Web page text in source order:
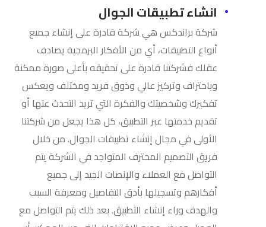
انشاء تطبيقات الجوال
شركة براندكس هي شركة قادرة على إنشاء جميع
أنواع التطبيقات، أي من الأفكار البرمجية يصادف
عقلك فشركتنا قادرة على تحقيقه بأعلى صورة ممكنة
وباحتراف وتركيز عالي وذوق فريد ومختلف ويعكس
تفكيرك وشخصيتك والفكرة التي تريد التحدث عنها أو
تقديم خدمتها عبر التطبيق، كل هذا يجعل من شركتنا
الأولى في مجال إنشاء تطبيقات الجوال. من خلال
فريق التصميم المحترف المتواجد في الشركة يتم
التواصل مع العملاء والإنصات الجيد إلى جميع
أفكارهم وتسجيلها بأدق التفاصيل ومعرفة السبب
والهدف وراء إنشاء التطبيق. بعد ذلك يتم التواصل مع